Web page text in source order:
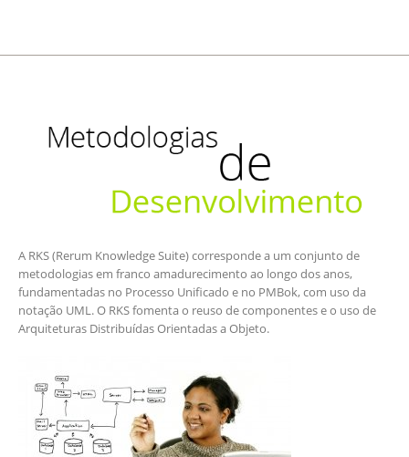
A RKS (Rerum Knowledge Suite) corresponde a um conjunto de
metodologias em franco amadurecimento ao longo dos anos,
fundamentadas no Processo Unificado e no PMBok, com uso da
notação UML. O RKS fomenta o reuso de componentes e o uso de
Arquiteturas Distribuídas Orientadas a Objeto.